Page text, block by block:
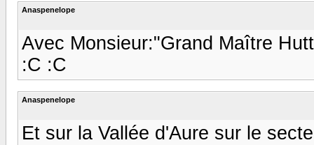
Anaspenelope
Avec Monsieur:"Grand Maître
:C :C
Anaspenelope
Et sur la Vallée d'Aure sur le